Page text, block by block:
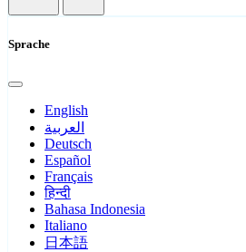
Sprache
English
العربية
Deutsch
Español
Français
हिन्दी
Bahasa Indonesia
Italiano
日本語